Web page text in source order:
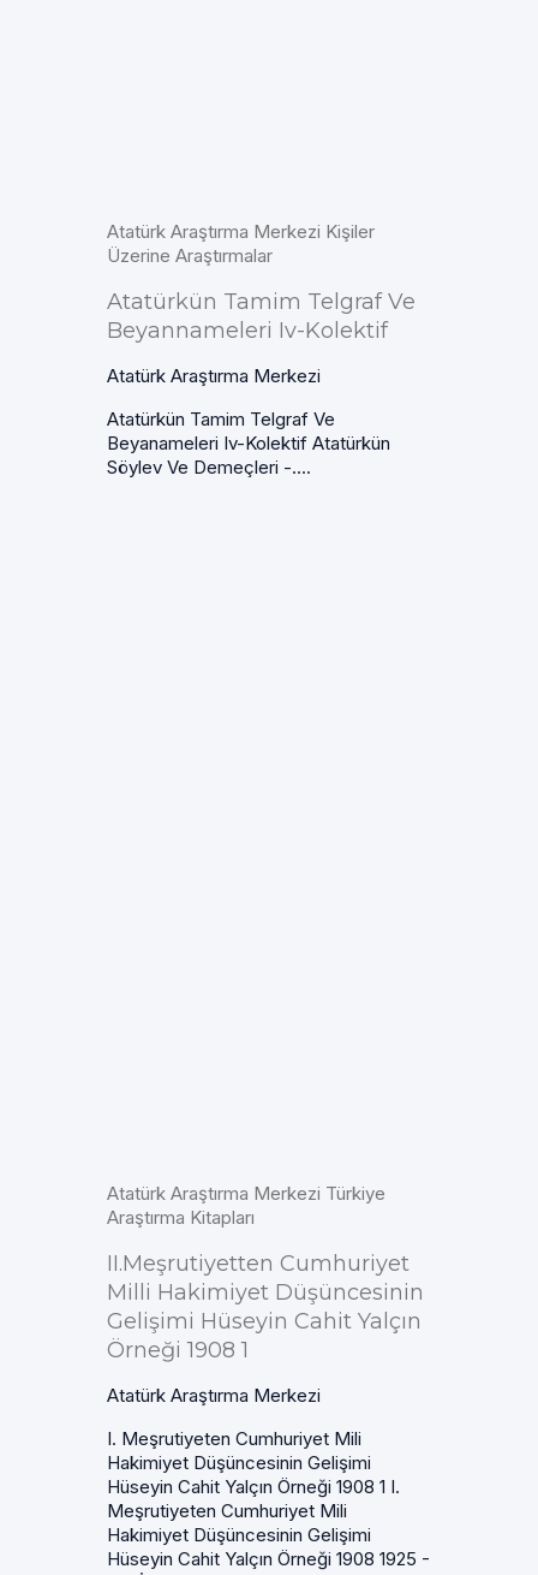
Atatürk Araştırma Merkezi Kişiler
Üzerine Araştırmalar
Atatürkün Tamim Telgraf Ve
Beyannameleri Iv-Kolektif
Atatürk Araştırma Merkezi
Atatürkün Tamim Telgraf Ve
Beyanameleri Iv-Kolektif Atatürkün
Söylev Ve Demeçleri -....
Atatürk Araştırma Merkezi Türkiye
Araştırma Kitapları
II.Meşrutiyetten Cumhuriyet
Milli Hakimiyet Düşüncesinin
Gelişimi Hüseyin Cahit Yalçın
Örneği 1908 1
Atatürk Araştırma Merkezi
I. Meşrutiyeten Cumhuriyet Mili
Hakimiyet Düşüncesinin Gelişimi
Hüseyin Cahit Yalçın Örneği 1908 1 I.
Meşrutiyeten Cumhuriyet Mili
Hakimiyet Düşüncesinin Gelişimi
Hüseyin Cahit Yalçın Örneği 1908 1925 -